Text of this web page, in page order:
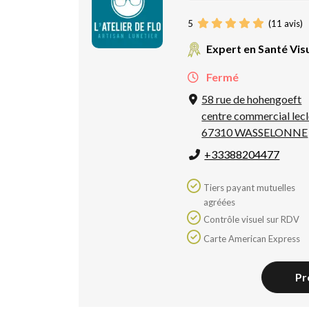
5 (11 avis)
Expert en Santé
Fermé
58 rue de hohengoeft
centre commercial
67310 WASSELONNE
+33388204477
agréées
Contrôle visuel sur RDV
Carte American Express